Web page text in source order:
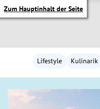
Zum Hauptinhalt der Seite
Lifestyle Kulinarik